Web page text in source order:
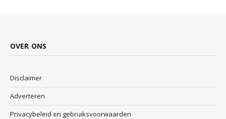
OVER ONS
Disclaimer
Adverteren
Privacybeleid en gebruiksvoorwaarden